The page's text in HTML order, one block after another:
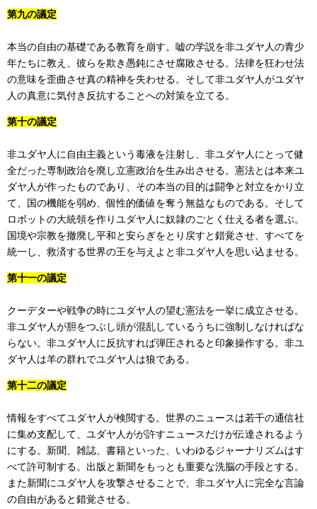
第九の議定
本当の自由の基礎である教育を崩す。嘘の学説を非ユダヤ人の青少
年たちに教え、彼らを欺き愚鈍にさせ腐敗させる。法律を狂わせ法
の意味を歪曲させ真の精神を失わせる。そして非ユダヤ人がユダヤ
人の真意に気付き反抗することへの対策を立てる。
第十の議定
非ユダヤ人に自由主義という毒液を注射し、非ユダヤ人にとって健
全だった専制政治を廃し立憲政治を生み出させる。憲法とは本来ユ
ダヤ人が作ったものであり、その本当の目的は闘争と対立をかり立
て、国の機能を弱め、個性的価値を奪う無益なものである。そして
ロボットの大統領を作りユダヤ人に奴隷のごとく仕える者を選ぶ。
国境や宗教を撤廃し平和と安らぎをとり戻すと錯覚させ、すべてを
統一し、救済する世界の王を与えよと非ユダヤ人を思い込ませる。
第十一の議定
クーデターや戦争の時にユダヤ人の望む憲法を一挙に成立させる。
非ユダヤ人が胆をつぶし頭が混乱しているうちに強制しなければな
らない。非ユダヤ人に反抗すれば弾圧されると印象操作する。非ユ
ダヤ人は羊の群れでユダヤ人は狼である。
第十二の議定
情報をすべてユダヤ人が検閲する。世界のニュースは若干の通信社
に集め支配して、ユダヤ人がが許すニュースだけが伝達されるよう
にする。新聞、雑誌、書籍といった、いわゆるジャーナリズムはす
べて許可制する。出版と新聞をもっとも重要な洗脳の手段とする。
また新聞にユダヤ人を攻撃させることで、非ユダヤ人に完全な言論
の自由があると錯覚させる。